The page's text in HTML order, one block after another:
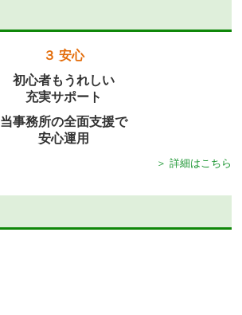
３ 安心
初心者もうれしい
充実サポート
当事務所の全面支援で
安心運用
＞ 詳細はこちら